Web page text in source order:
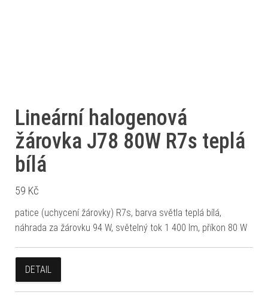
Lineární halogenová
žárovka J78 80W R7s teplá
bílá
59 Kč
patice (uchycení žárovky) R7s, barva světla teplá bílá,
náhrada za žárovku 94 W, světelný tok 1 400 lm, příkon 80 W
DETAIL